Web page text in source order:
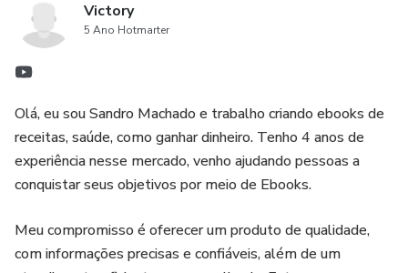
Victory
5 Ano Hotmarter
Olá, eu sou Sandro Machado e trabalho criando ebooks de
receitas, saúde, como ganhar dinheiro. Tenho 4 anos de
experiência nesse mercado, venho ajudando pessoas a
conquistar seus objetivos por meio de Ebooks.
Meu compromisso é oferecer um produto de qualidade,
com informações precisas e confiáveis, além de um